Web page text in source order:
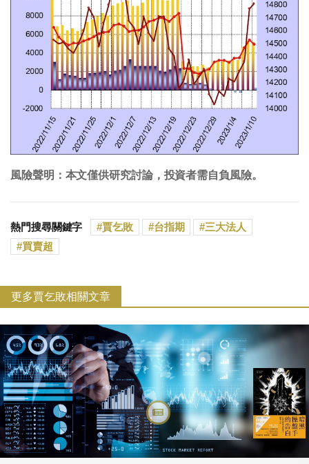
風險聲明：本文僅供研究討論，投資者需自負風險。
熱門搜尋關鍵字 賈乞敗 台指期
三大法人
買賣超
更多賈乞敗相關文章